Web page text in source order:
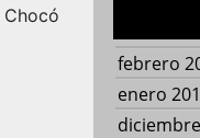
febrero
enero